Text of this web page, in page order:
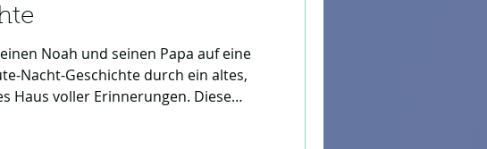
Noah und seinen Papa auf eine
Nacht-Geschichte durch ein altes,
Haus voller Erinnerungen. Diese